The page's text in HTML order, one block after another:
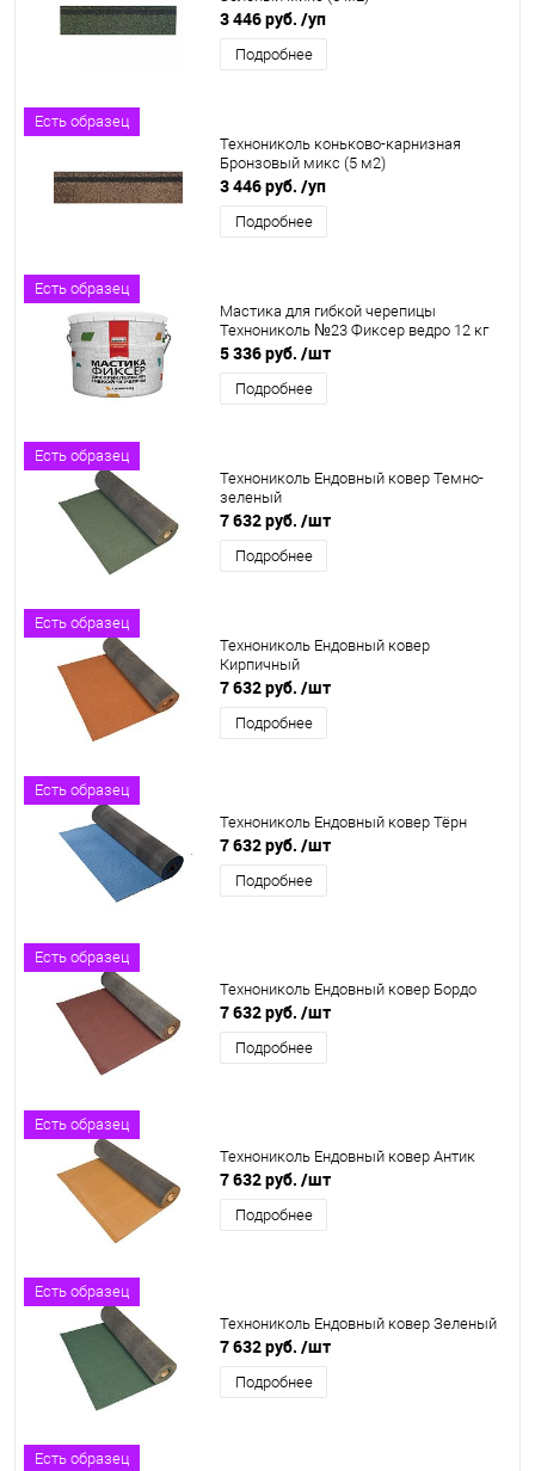
3 446 руб. /уп
Подробнее
Есть образец
Технониколь коньково-карнизная
Бронзовый микс (5 м2)
3 446 руб. /уп
Подробнее
Есть образец
Мастика для гибкой черепицы
Технониколь №23 Фиксер ведро 12 кг
5 336 руб. /шт
Подробнее
Есть образец
Технониколь Ендовный ковер Темно-
зеленый
7 632 руб. /шт
Подробнее
Есть образец
Технониколь Ендовный ковер
Кирпичный
7 632 руб. /шт
Подробнее
Есть образец
Технониколь Ендовный ковер Тёрн
7 632 руб. /шт
Подробнее
Есть образец
Технониколь Ендовный ковер Бордо
7 632 руб. /шт
Подробнее
Есть образец
Технониколь Ендовный ковер Антик
7 632 руб. /шт
Подробнее
Есть образец
Технониколь Ендовный ковер Зеленый
7 632 руб. /шт
Подробнее
Есть образец